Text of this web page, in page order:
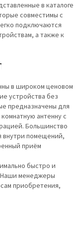
в каталоге
совместимы с
подключаются
а также к
в широком ценовом
устройства без
предназначены для
антенну с
Большинство
внутри помещений,
приём
быстро и
Наши менеджеры
приобретения,